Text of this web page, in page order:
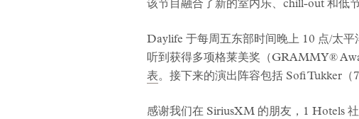
该节目融合了新的室内乐、chill-out 和低
Daylife 于每周五东部时间晚上 10 点/太
听到获得多项格莱美奖（GRAMMY®
表。接下来的演出阵容包括 Sofi Tukker
感谢我们在 SiriusXM 的朋友，1 Hotels